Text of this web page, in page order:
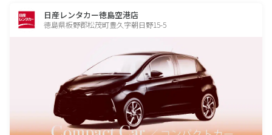
日産レンタカー徳島空港店
徳島県板野郡松茂町豊久字朝日野15-5